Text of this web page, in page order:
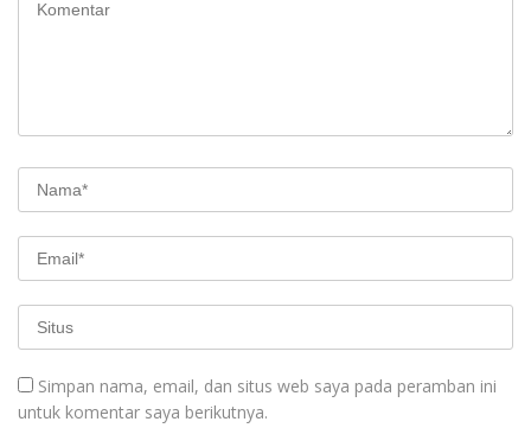
Simpan nama, email, dan situs web saya pada peramban ini
untuk komentar saya berikutnya.